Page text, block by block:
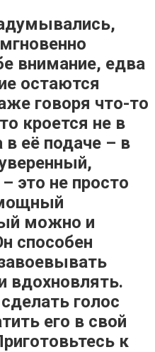
внимание, едва
остаются
говоря что-то
кроется не в
её подаче – в
это не просто
можно и
способен
вдохновлять.
голос
его в свой
к